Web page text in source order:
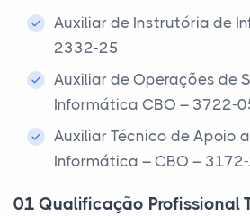
Auxiliar de Instrutória de
2332-25
Auxiliar de Operações de
Informática CBO – 3722-
Auxiliar Técnico de Apoio
Informática – CBO –
01 Qualificação Profissional